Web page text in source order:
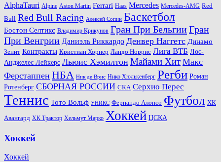
AlphaTauri Alpine Aston Martin Ferrari Haas Mercedes Mercedes-AMG Red
Bull Red Bull Racing Алексей Сопин Баскетбол
Бостон Селтикс Владимир Крикунов Гран При БельгииГран
При Венгрии Даниэль Риккардо Денвер Наггетс Динамо
Зенит Контракты Кристиан Хорнер Ландо Норрис Лига ВТБ Лос-
Анджелес Лейкерс Льюис Хэмилтон Майами Хит Макс
Ферстаппен НБА Ник де Врис Нико Хюлькенберг Регби Роман
Ротенберг СБОРНАЯ РОССИИ СКА Серхио Перес
Теннис Тото Вольф УНИКС Фернандо Алонсо Футбол ХК
Авангард ХК Трактор Хельмут Марко Хоккей ЦСКА
Хоккей
Хоккей